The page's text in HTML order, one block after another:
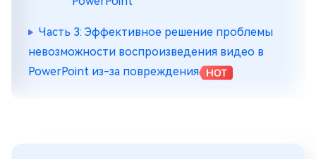
Часть 3: Эффективное решение проблемы
невозможности воспроизведения видео в
PowerPoint из-за повреждения